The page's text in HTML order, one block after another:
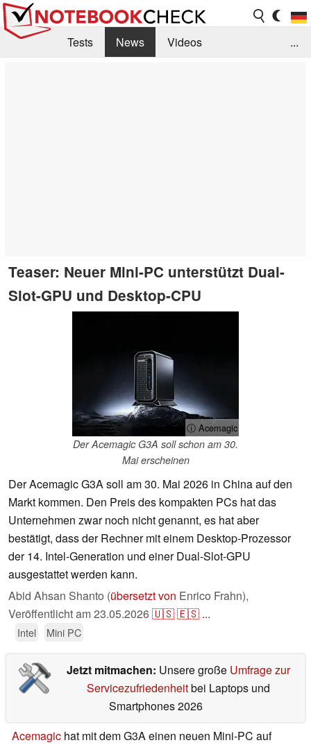
Tests News
Videos
...
Teaser: Neuer Mini-PC unterstützt Dual-
Slot-GPU und Desktop-CPU
ⓘ Acemagic
Der Acemagic G3A soll schon am 30.
Mai erscheinen
Der Acemagic G3A soll am 30. Mai 2026 in China auf den
Markt kommen. Den Preis des kompakten PCs hat das
Unternehmen zwar noch nicht genannt, es hat aber
bestätigt, dass der Rechner mit einem Desktop-Prozessor
der 14. Intel-Generation und einer Dual-Slot-GPU
ausgestattet werden kann.
Abid Ahsan Shanto (übersetzt von Enrico Frahn),
Veröffentlicht am23.05.2026🇺🇸🇪🇸 ...
Intel Mini PC
Jetzt mitmachen: Unsere große Umfrage zur
Servicezufriedenheitbei Laptops und
Smartphones 2026
Acemagic hat mit dem G3A einen neuen Mini-PC auf